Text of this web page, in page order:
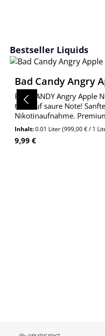
Produktgalerie
Bestseller Liquids
Bad Candy Angry
BAD CANDY Angry Apple
trifft auf saure Note!
Nikotinaufnahme.
Jetzt entdecken!
Inhalt:0.01 Liter(999,00 € / 1
Regulärer Preis:
9,99 €